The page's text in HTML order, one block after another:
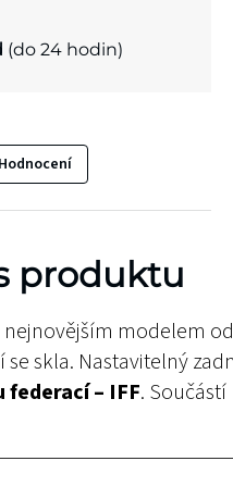
(do 24 hodin)
Hodnocení
produktu
nejnovějším modelem
skla. Nastavitelný
– IFF.